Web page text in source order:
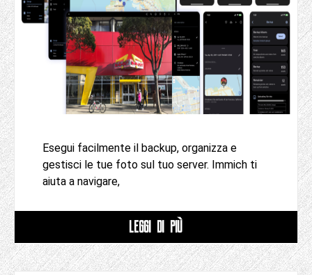
Esegui facilmente il backup, organizza e
gestisci le tue foto sul tuo server. Immich ti
aiuta a navigare,
LEGGI DI PIÙ